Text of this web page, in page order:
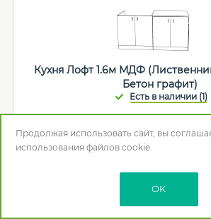
Кухня Лофт 1.6м МДФ
Бетон графит)
35 580р.
ВВР
: Лиственница камчатская/Бетон
Продолжая использовать сайт, вы
использования файлов cookie.
OK